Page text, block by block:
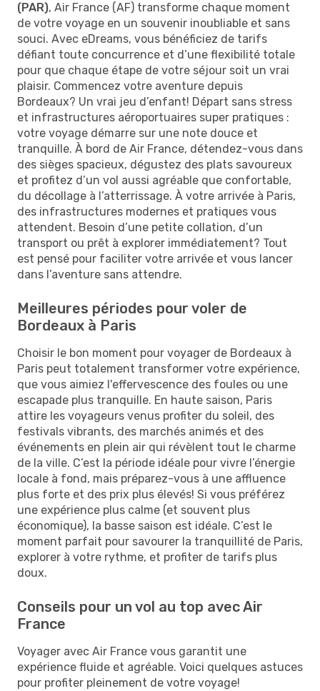
(PAR), Air France (AF) transforme chaque moment
de votre voyage en un souvenir inoubliable et sans
souci. Avec eDreams, vous bénéficiez de tarifs
défiant toute concurrence et d’une flexibilité totale
pour que chaque étape de votre séjour soit un vrai
plaisir. Commencez votre aventure depuis
Bordeaux? Un vrai jeu d’enfant! Départ sans stress
et infrastructures aéroportuaires super pratiques :
votre voyage démarre sur une note douce et
tranquille. À bord de Air France, détendez-vous dans
des sièges spacieux, dégustez des plats savoureux
et profitez d’un vol aussi agréable que confortable,
du décollage à l’atterrissage. À votre arrivée à Paris,
des infrastructures modernes et pratiques vous
attendent. Besoin d’une petite collation, d’un
transport ou prêt à explorer immédiatement? Tout
est pensé pour faciliter votre arrivée et vous lancer
dans l’aventure sans attendre.
Meilleures périodes pour voler de
Bordeaux à Paris
Choisir le bon moment pour voyager de Bordeaux à
Paris peut totalement transformer votre expérience,
que vous aimiez l'effervescence des foules ou une
escapade plus tranquille. En haute saison, Paris
attire les voyageurs venus profiter du soleil, des
festivals vibrants, des marchés animés et des
événements en plein air qui révèlent tout le charme
de la ville. C’est la période idéale pour vivre l’énergie
locale à fond, mais préparez-vous à une affluence
plus forte et des prix plus élevés! Si vous préférez
une expérience plus calme (et souvent plus
économique), la basse saison est idéale. C’est le
moment parfait pour savourer la tranquillité de Paris,
explorer à votre rythme, et profiter de tarifs plus
doux.
Conseils pour un vol au top avec Air
France
Voyager avec Air France vous garantit une
expérience fluide et agréable. Voici quelques astuces
pour profiter pleinement de votre voyage!